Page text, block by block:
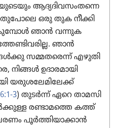
ആദ്യദി​വ​സം​തന്നെ
ഒരു തുക നീക്കി​
ഞാൻ വന്നുക​
ഞാൻ
സമ്മത​രെന്ന്‌ എഴുതി
നിങ്ങൾ ഉദാര​മാ​യി
യരുശ​ലേ​മി​ലേക്ക്‌
3) തുടർന്ന്‌ ഏറെ താമസി​
രണ്ടാമത്തെ കത്ത്‌
പൂർത്തി​യാ​ക്കാൻ